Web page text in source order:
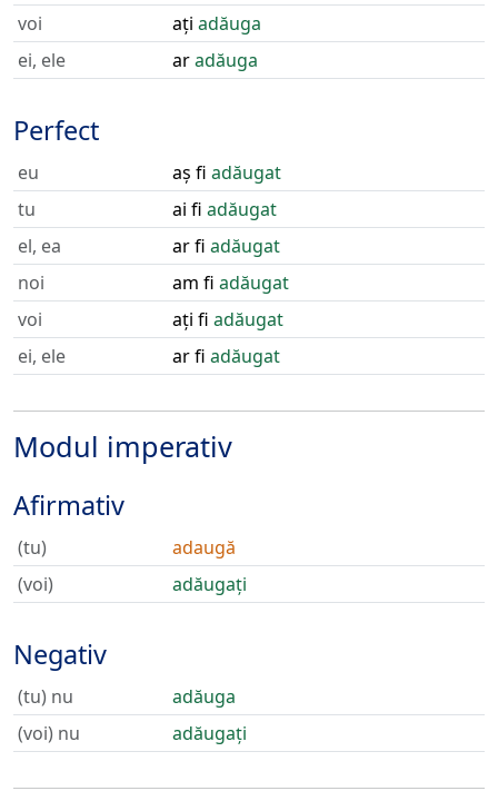
voi
ați adăuga
ei, ele
aradăuga
Perfect
eu aș fi adăugat
tu
ai fi adăugat
el, ea
ar fi adăugat
noi
am fi adăugat
voi
ați fi adăugat
ei, ele
ar fi adăugat
Modul imperativ
Afirmativ
(tu)
adaugă
(voi)
adăugați
Negativ
(tu) nu
adăuga
(voi) nu
adăugați